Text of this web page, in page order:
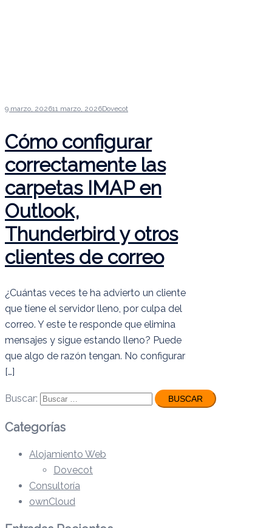
9 marzo, 202611 marzo, 2026Dovecot
Cómo configurar
correctamente las
carpetas IMAP en
Outlook,
Thunderbird y otros
clientes de correo
¿Cuántas veces te ha advierto un cliente
que tiene el servidor lleno, por culpa del
correo. Y este te responde que elimina
mensajes y sigue estando lleno? Puede
que algo de razón tengan. No configurar
[…]
Buscar:
Categorías
Alojamiento Web
Dovecot
Consultoría
ownCloud